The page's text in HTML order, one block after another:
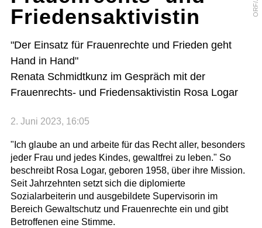
Friedensaktivistin
"Der Einsatz für Frauenrechte und Frieden geht
Hand in Hand"
Renata Schmidtkunz im Gespräch mit der
Frauenrechts- und Friedensaktivistin Rosa Logar
2. Juni 2023, 16:05
"Ich glaube an und arbeite für das Recht aller, besonders
jeder Frau und jedes Kindes, gewaltfrei zu leben." So
beschreibt Rosa Logar, geboren 1958, über ihre Mission.
Seit Jahrzehnten setzt sich die diplomierte
Sozialarbeiterin und ausgebildete Supervisorin im
Bereich Gewaltschutz und Frauenrechte ein und gibt
Betroffenen eine Stimme.